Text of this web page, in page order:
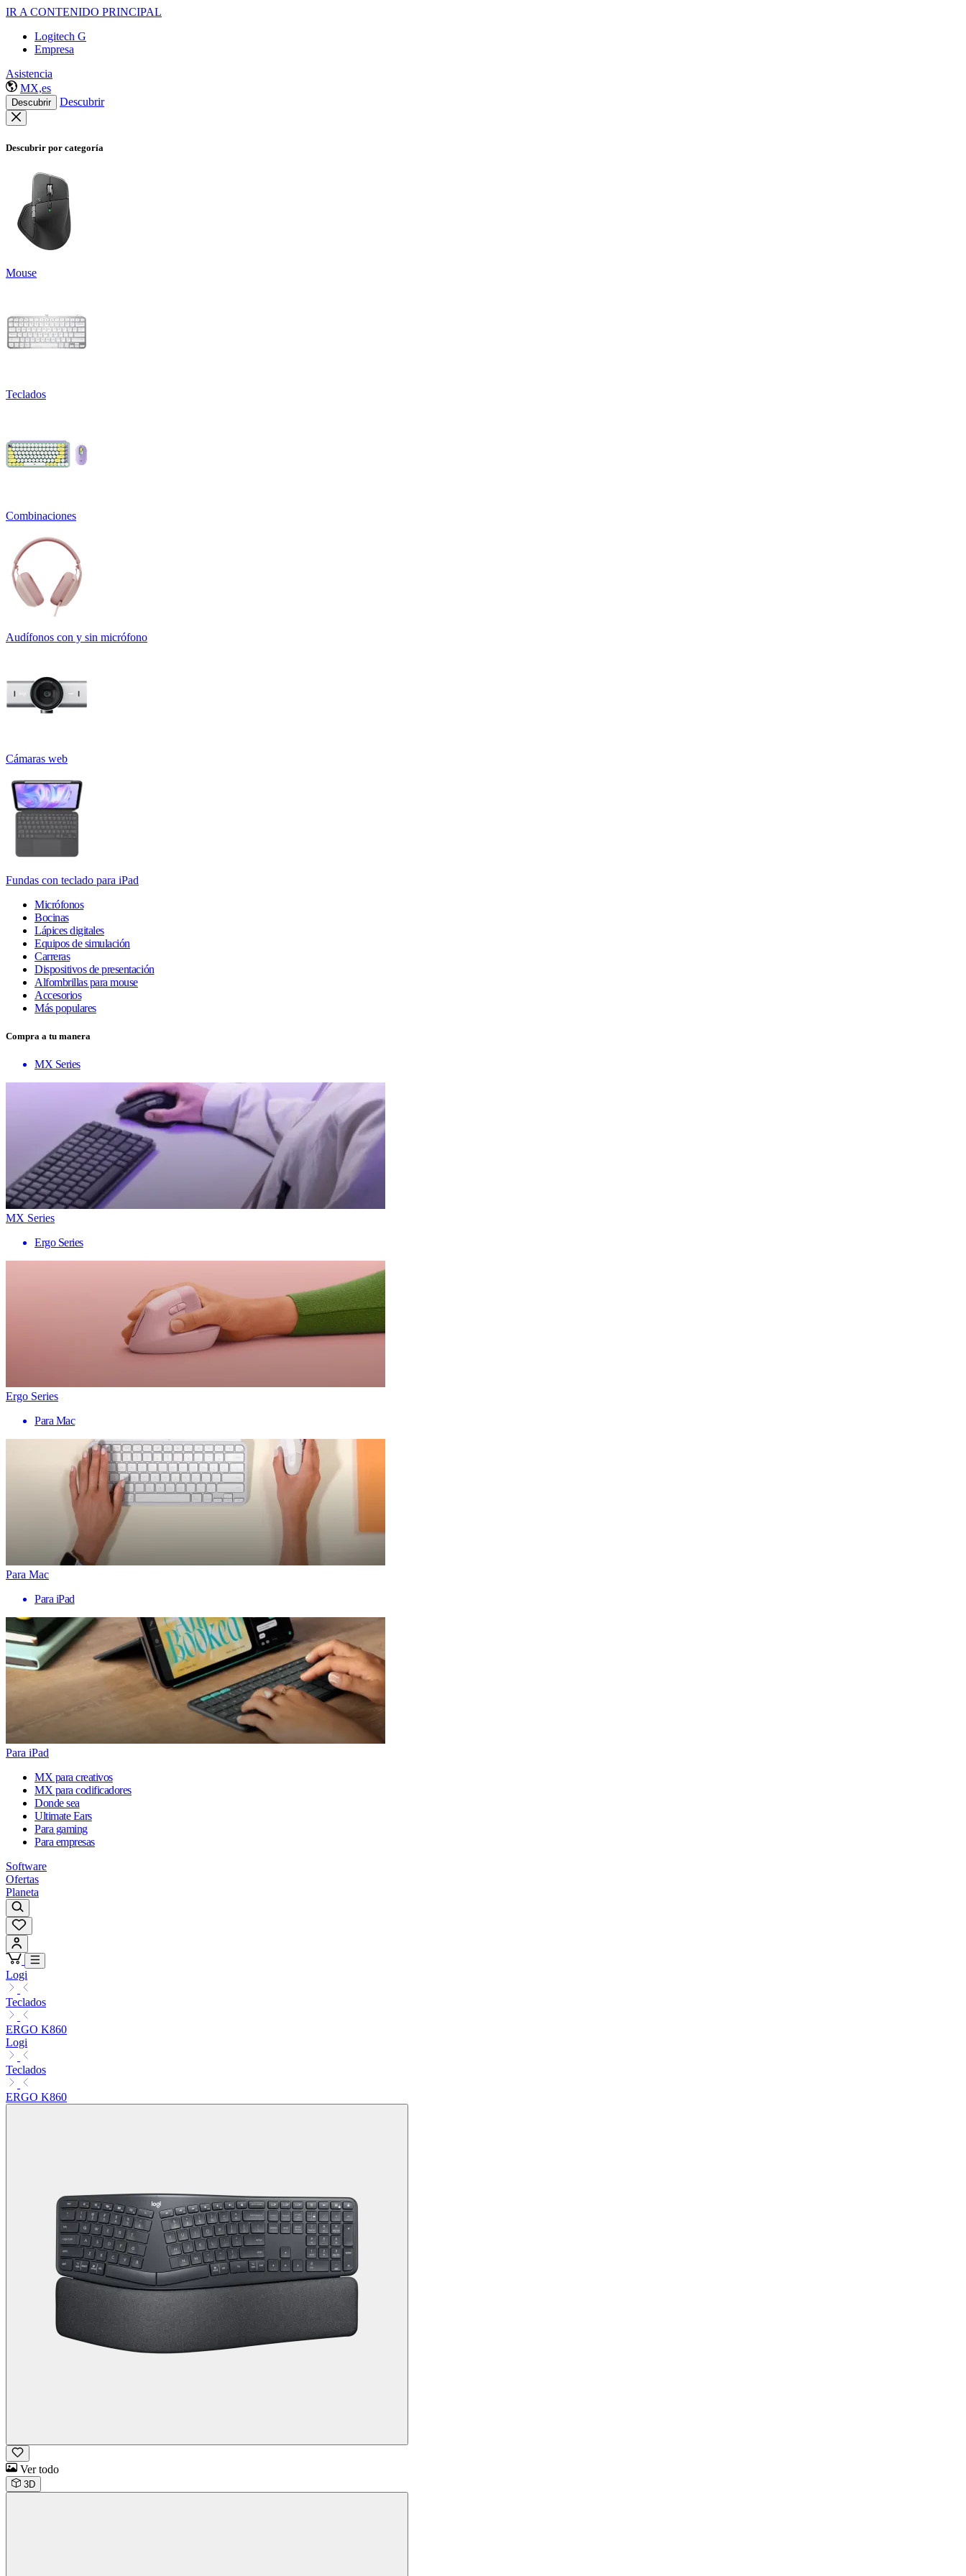
IR A CONTENIDO PRINCIPAL
Logitech G
Empresa
Asistencia
MX,es
Descubrir Descubrir
Descubrir por categoría
Mouse
Teclados
Combinaciones
Audífonos con y sin micrófono
Cámaras web
Fundas con teclado para iPad
Micrófonos
Bocinas
Lápices digitales
Equipos de simulación
Carreras
Dispositivos de presentación
Alfombrillas para mouse
Accesorios
Más populares
Compra a tu manera
MX Series
MX Series
Ergo Series
Ergo Series
Para Mac
Para Mac
Para iPad
Para iPad
MX para creativos
MX para codificadores
Donde sea
Ultimate Ears
Para gaming
Para empresas
Software
Ofertas
Planeta
Logi
Teclados
ERGO K860
Logi
Teclados
ERGO K860
Ver todo
3D